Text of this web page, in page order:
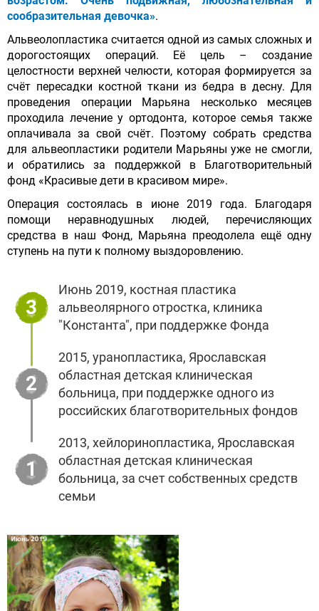
сообразительная девочка».
Альвеолопластика считается одной из самых сложных и
дорогостоящих операций. Её цель – создание
целостности верхней челюсти, которая формируется за
счёт пересадки костной ткани из бедра в десну. Для
проведения операции Марьяна несколько месяцев
проходила лечение у ортодонта, которое семья также
оплачивала за свой счёт. Поэтому собрать средства
для альвеопластики родители Марьяны уже не смогли,
и обратились за поддержкой в Благотворительный
фонд «Красивые дети в красивом мире».
Операция состоялась в июне 2019 года. Благодаря
помощи неравнодушных людей, перечисляющих
средства в наш Фонд, Марьяна преодолела ещё одну
ступень на пути к полному выздоровлению.
3
Июнь 2019, костная пластика
альвеолярного отростка, клиника
"Константа", при поддержке Фонда
2
2015, уранопластика, Ярославская
областная детская клиническая
больница, при поддержке одного из
российских благотворительных фондов
1
2013, хейлоринопластика, Ярославская
областная детская клиническая
больница, за счет собственных средств
семьи